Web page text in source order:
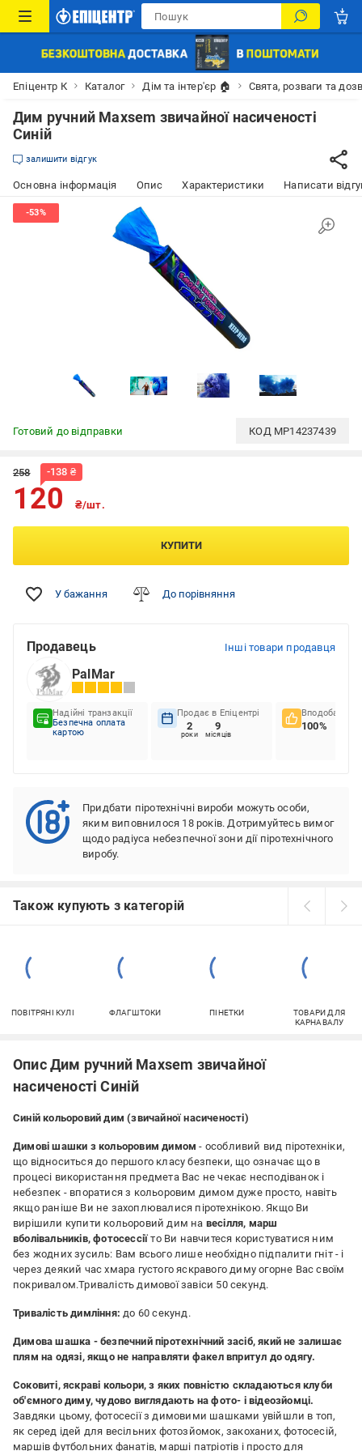
Епіцентр К Каталог Дім та інтер'єр 🏠 Свята, розваги та
Дим ручний Maxsem звичайної насиченості
Синій
залишити відгук
Основна інформація Опис Характеристики Написати
Готовий до відправки КОД MP14237439
258 -138 ₴
120 ₴/шт.
КУПИТИ
У бажання До порівняння
Продавець Інші товари продавця
PalMar
Надійні транзакції
Безпечна оплата
картою
Продає в Епіцентрі
2
роки
9
місяців
Вподобання
100%
Придбати піротехнічні вироби можуть особи,
яким виповнилося 18 років. Дотримуйтесь вимог
щодо радіуса небезпечної зони дії піротехнічного
виробу.
Також купують з категорій
ПОВІТРЯНІ КУЛІ ФЛАГШТОКИ ПІНЕТКИ
ТОВАРИ ДЛЯ
КАРНАВАЛУ
Опис Дим ручний Maxsem звичайної
насиченості Синій
Синій кольоровий дим (звичайної насиченості)
Димові шашки з кольоровим димом - особливий вид піротехніки,
що відноситься до першого класу безпеки, що означає що в
процесі використання предмета Вас не чекає несподіванок і
небезпек - впоратися з кольоровим димом дуже просто, навіть
якщо раніше Ви не захоплювалися піротехнікою. Якщо Ви
вирішили купити кольоровий дим на весілля, марш
вболівальників, фотосессії то Ви навчитеся користуватися ним
без жодних зусиль: Вам всього лише необхідно підпалити гніт - і
через деякий час хмара густого яскравого диму огорне Вас своїм
покривалом.Тривалість димової завіси 50 секунд.
Тривалість димління: до 60 секунд.
Димова шашка - безпечний піротехнічний засіб, який не залишає
плям на одязі, якщо не направляти факел впритул до одягу.
Соковиті, яскраві кольори, з яких повністю складаються клуби
об'ємного диму, чудово виглядають на фото- і відеозйомці.
Завдяки цьому, фотосесії з димовими шашками увійшли в топ,
як серед ідей для весільних фотозйомок, закоханих, фотосесій,
маршів футбольних фанатів, марші патріотів і просто для